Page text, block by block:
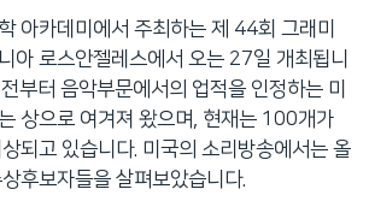
아카데미에서 주최하는 제 44회 그래미
아 로스안젤레스에서 오는 27일 개최됩니
부터 음악부문에서의 업적을 인정하는 미
상으로 여겨져 왔으며, 현재는 100개가
되고 있습니다. 미국의 소리방송에서는 올
후보자들을 살펴보았습니다.